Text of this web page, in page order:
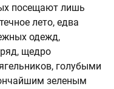
посещают лишь
лето, едва
одежд,
щедро
голубыми
зеленым